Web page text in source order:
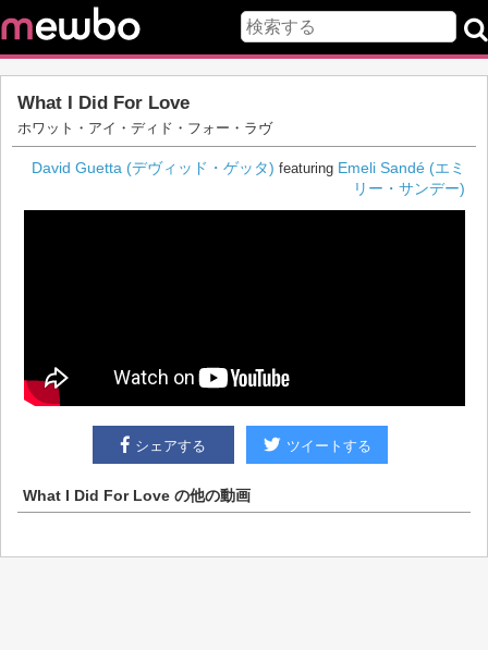
What I Did For Love
ホワット・アイ・ディド・フォー・ラヴ
David Guetta (デヴィッド・ゲッタ) featuring Emeli Sandé (エミ
リー・サンデー)
シェアする ツイートする
What I Did For Love の他の動画